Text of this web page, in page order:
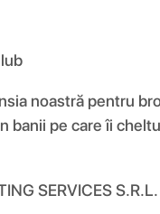
noastră pentru
banii pe care îi
SERVICES S.R.L.